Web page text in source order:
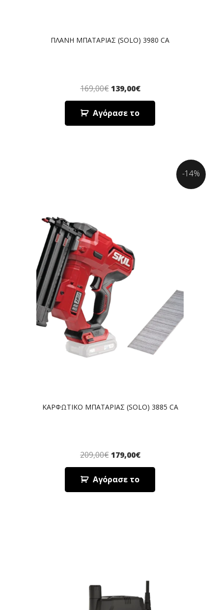
ΠΛΑΝΗ ΜΠΑΤΑΡΙΑΣ (SOLO) 3980 CA
169,00€ 139,00€
Αγόρασε το
ΚΑΡΦΩΤΙΚΟ ΜΠΑΤΑΡΙΑΣ (SOLO) 3885 CA
209,00€ 179,00€
Αγόρασε το
-14%